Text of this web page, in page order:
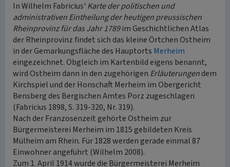
In Wilhelm Fabricius' Karte der politischen und
administrativen Eintheilung der heutigen preussischen
Rheinprovinz für das Jahr 1789im Geschichtlichen Atlas
der Rheinprovinz findet sich das kleine Örtchen Ostheim
in der Gemarkungsfläche des Hauptorts Merheim
eingezeichnet. Obgleich im Kartenbild eigens benannt,
wird Ostheim dann in den zugehörigen Erläuterungendem
Kirchspiel und der Honschaft Merheim im Obergericht
Bensberg des Bergischen Amtes Porz zugeschlagen
(Fabricius 1898, S. 319-320, Nr. 319).
Nach der Franzosenzeit gehörte Ostheim zur
Bürgermeisterei Merheim im 1815 gebildeten Kreis
Mülheim am Rhein. Für 1828 werden gerade einmal 87
Einwohner angeführt (Wilhelm 2008).
Zum 1. April 1914 wurde die Bürgermeisterei Merheim